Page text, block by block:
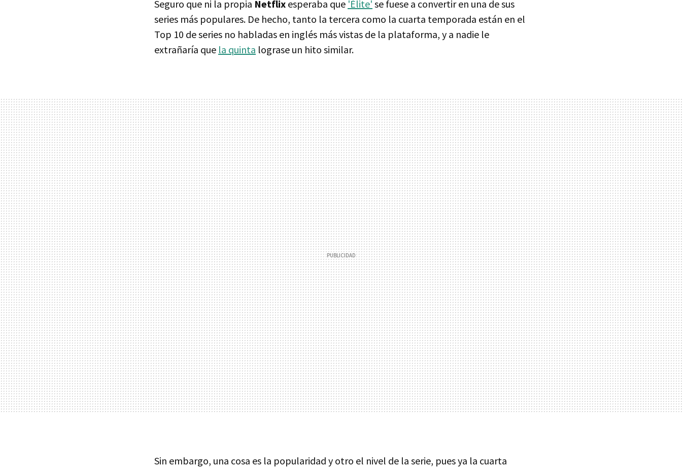
Seguro que ni la propia Netflix esperaba que 'Élite' se fuese a convertir en una de sus
series más populares. De hecho, tanto la tercera como la cuarta temporada están en el
Top 10 de series no habladas en inglés más vistas de la plataforma, y a nadie le
extrañaría que la quinta lograse un hito similar.
Sin embargo, una cosa es la popularidad y otro el nivel de la serie, pues ya la cuarta